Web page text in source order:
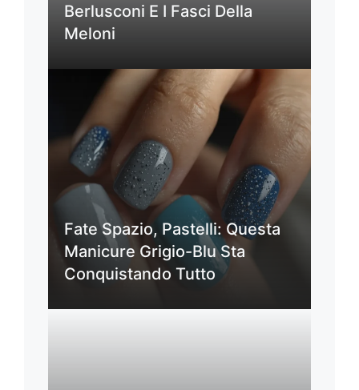
Berlusconi E I Fasci Della
Meloni
Fate Spazio, Pastelli: Questa
Manicure Grigio-Blu Sta
Conquistando Tutto